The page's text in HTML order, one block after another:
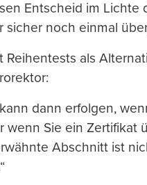
Entscheid im Lichte
noch einmal
Reihentests als
dann erfolgen,
Sie ein Zertifikat
Abschnitt ist